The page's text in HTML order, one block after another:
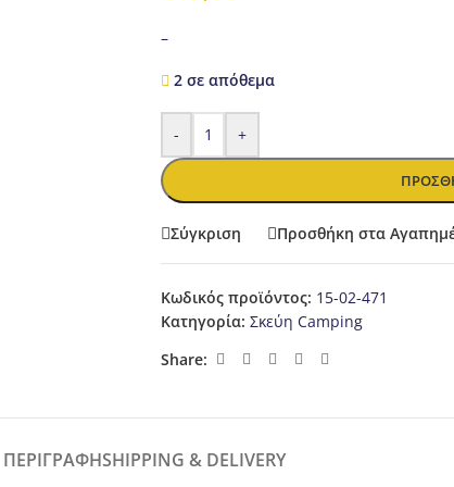
–
2 σε απόθεμα
- +
Σύγκριση Προσθήκη στα
Κωδικός προϊόντος: 15-02-471
Κατηγορία: Σκεύη Camping
Share:
ΠΕΡΙΓΡΑΦΉSHIPPING & DELIVERY